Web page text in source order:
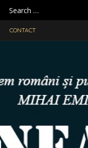
Search
for:
CONTACT